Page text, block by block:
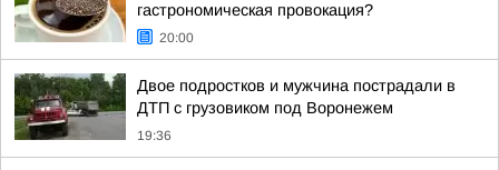
гастрономическая провокация?
20:00
Двое подростков и мужчина пострадали в
ДТП с грузовиком под Воронежем
19:36